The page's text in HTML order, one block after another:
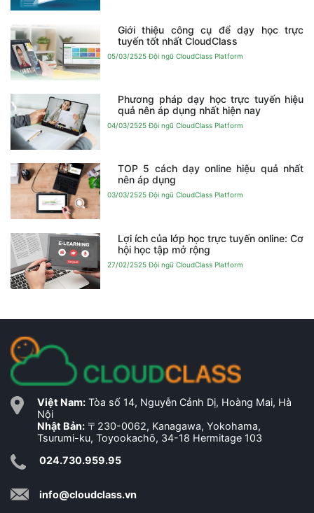
Giới thiệu công cụ để dạy học trực
tuyến tốt nhất CloudClass
05/03/2525 Đội ngũ CloudClass Platform
Phương pháp dạy học trực tuyến hiệu
quả nên áp dụng nhất hiện nay
04/03/2525 Đội ngũ CloudClass Platform
TOP 5 cách dạy online hiệu quả nhất
nên áp dụng
03/03/2525 Đội ngũ CloudClass Platform
Lợi ích của lớp học trực tuyến online: Cơ
hội học tập mở rộng
27/02/2525 Đội ngũ CloudClass Platform
Việt Nam: Tòa số 14, Nguyễn Cảnh Dị, Hoàng Mai, Hà
Nội
Nhật Bản: 〒230-0062, Kanagawa, Yokohama,
Tsurumi-ku, Toyookachō, 34-18 Hermitage 103
024.730.959.95
info@cloudclass.vn